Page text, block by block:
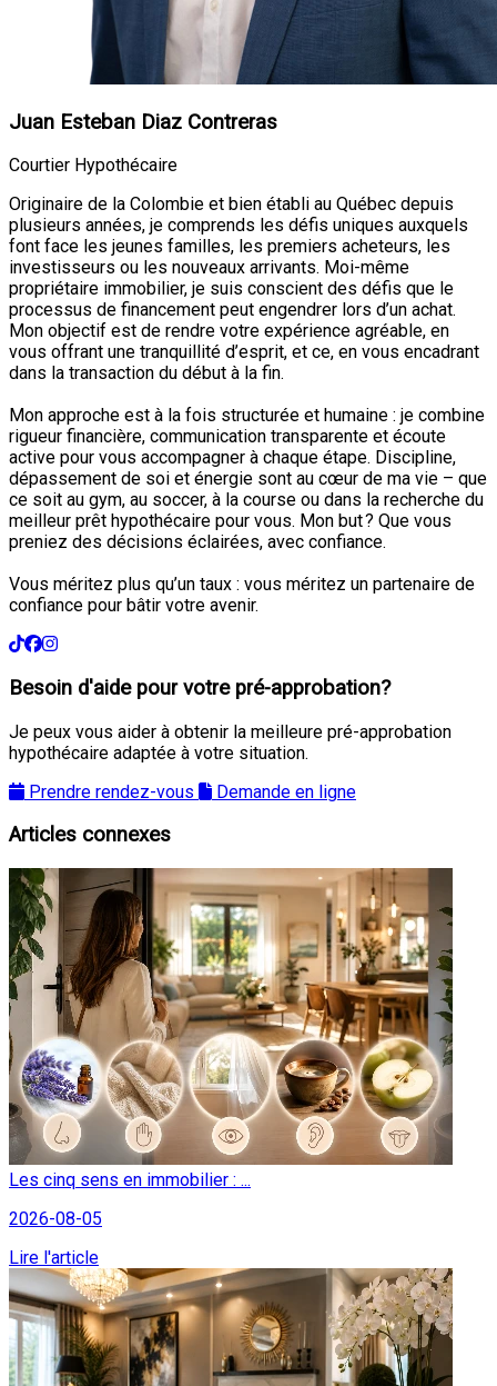
Juan Esteban Diaz Contreras
Courtier Hypothécaire
Originaire de la Colombie et bien établi au Québec depuis
plusieurs années, je comprends les défis uniques auxquels
font face les jeunes familles, les premiers acheteurs, les
investisseurs ou les nouveaux arrivants. Moi-même
propriétaire immobilier, je suis conscient des défis que le
processus de financement peut engendrer lors d’un achat.
Mon objectif est de rendre votre expérience agréable, en
vous offrant une tranquillité d’esprit, et ce, en vous encadrant
dans la transaction du début à la fin.
Mon approche est à la fois structurée et humaine : je combine
rigueur financière, communication transparente et écoute
active pour vous accompagner à chaque étape. Discipline,
dépassement de soi et énergie sont au cœur de ma vie – que
ce soit au gym, au soccer, à la course ou dans la recherche du
meilleur prêt hypothécaire pour vous. Mon but ? Que vous
preniez des décisions éclairées, avec confiance.
Vous méritez plus qu’un taux : vous méritez un partenaire de
confiance pour bâtir votre avenir.
Besoin d'aide pour votre pré-approbation?
Je peux vous aider à obtenir la meilleure pré-approbation
hypothécaire adaptée à votre situation.
Prendre rendez-vous
Demande en ligne
Articles connexes
Les cinq sens en immobilier : ...
2026-08-05
Lire l'article